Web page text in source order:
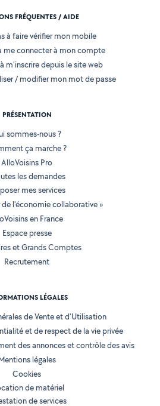
FRÉQUENTES / AIDE
à faire vérifier mon mobile
me connecter à mon compte
m'inscrire depuis le site web
/ modifier mon mot de passe
PRÉSENTATION
sommes-nous ?
ça marche ?
AlloVoisins Pro
les demandes
mes services
de l'économie collaborative »
en France
Espace presse
et Grands Comptes
Recrutement
LÉGALES
de Vente et d'Utilisation
et de respect de la vie privée
des annonces et contrôle des avis
légales
Cookies
de matériel
de services